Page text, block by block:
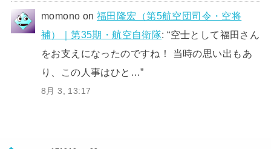
momono on福田隆宏（第5航空団司令・空将
補）｜第35期・航空自衛隊: “空士として福田さん
をお支えになったのですね！ 当時の思い出もあ
り、この人事はひと…”
8月 3, 13:17